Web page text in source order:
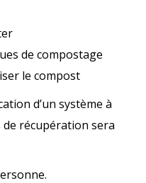
de compostage
le compost
d’un système à
récupération sera